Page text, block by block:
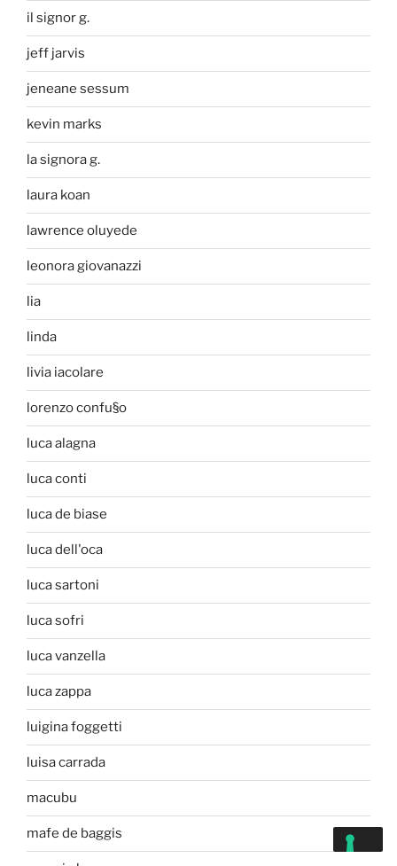
il signor g.
jeff jarvis
jeneane sessum
kevin marks
la signora g.
laura koan
lawrence oluyede
leonora giovanazzi
lia
linda
livia iacolare
lorenzo confu§o
luca alagna
luca conti
luca de biase
luca dell'oca
luca sartoni
luca sofri
luca vanzella
luca zappa
luigina foggetti
luisa carrada
macubu
mafe de baggis